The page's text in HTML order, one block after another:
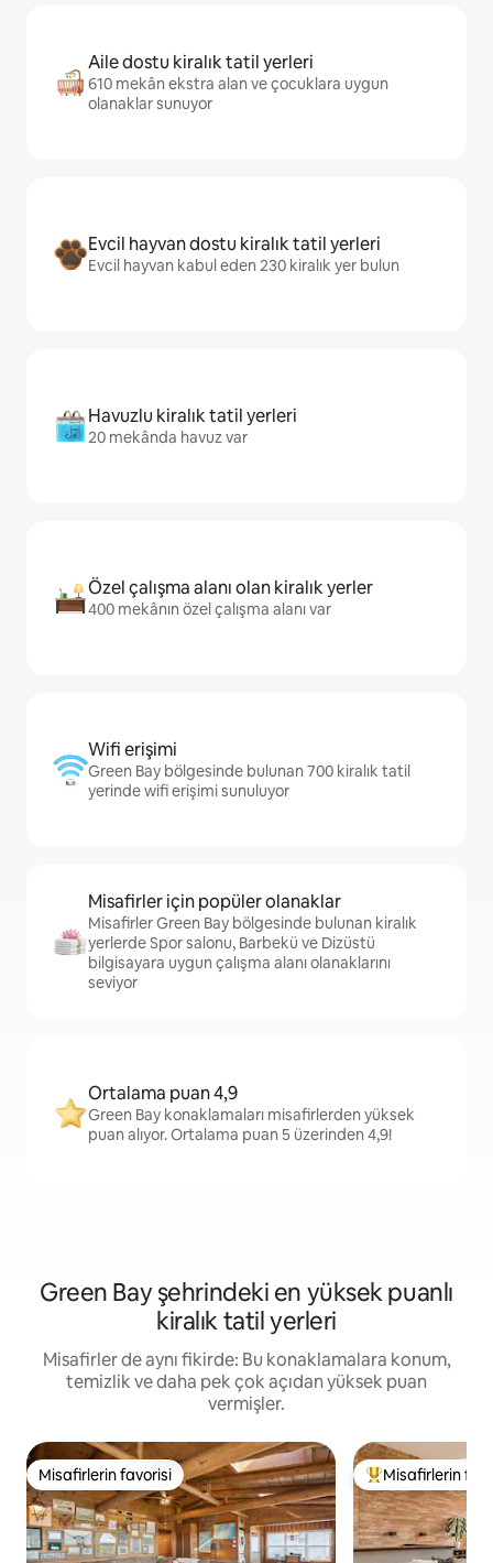
Aile dostu kiralık tatil yerleri
610 mekân ekstra alan ve çocuklara uygun
olanaklar sunuyor
Evcil hayvan dostu kiralık tatil yerleri
Evcil hayvan kabul eden 230 kiralık yer bulun
Havuzlu kiralık tatil yerleri
20 mekânda havuz var
Özel çalışma alanı olan kiralık yerler
400 mekânın özel çalışma alanı var
Wifi erişimi
Green Bay bölgesinde bulunan 700 kiralık tatil
yerinde wifi erişimi sunuluyor
Misafirler için popüler olanaklar
Misafirler Green Bay bölgesinde bulunan kiralık
yerlerde Spor salonu, Barbekü ve Dizüstü
bilgisayara uygun çalışma alanı olanaklarını
seviyor
Ortalama puan 4,9
Green Bay konaklamaları misafirlerden yüksek
puan alıyor. Ortalama puan 5 üzerinden 4,9!
Green Bay şehrindeki en yüksek puanlı
kiralık tatil yerleri
Misafirler de aynı fikirde: Bu konaklamalara konum,
temizlik ve daha pek çok açıdan yüksek puan
vermişler.
Misafirlerin favorisi
Misafirlerin favorisi Misafirlerin
Misafirlerin